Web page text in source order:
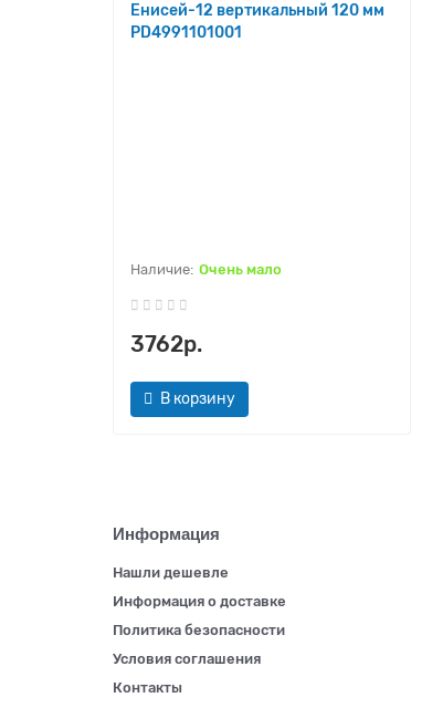
Енисей-12 вертикальный 120 мм
PD4991101001
Очень мало
3762р.
В корзину
Информация
Нашли дешевле
Информация о доставке
Политика безопасности
Условия соглашения
Контакты